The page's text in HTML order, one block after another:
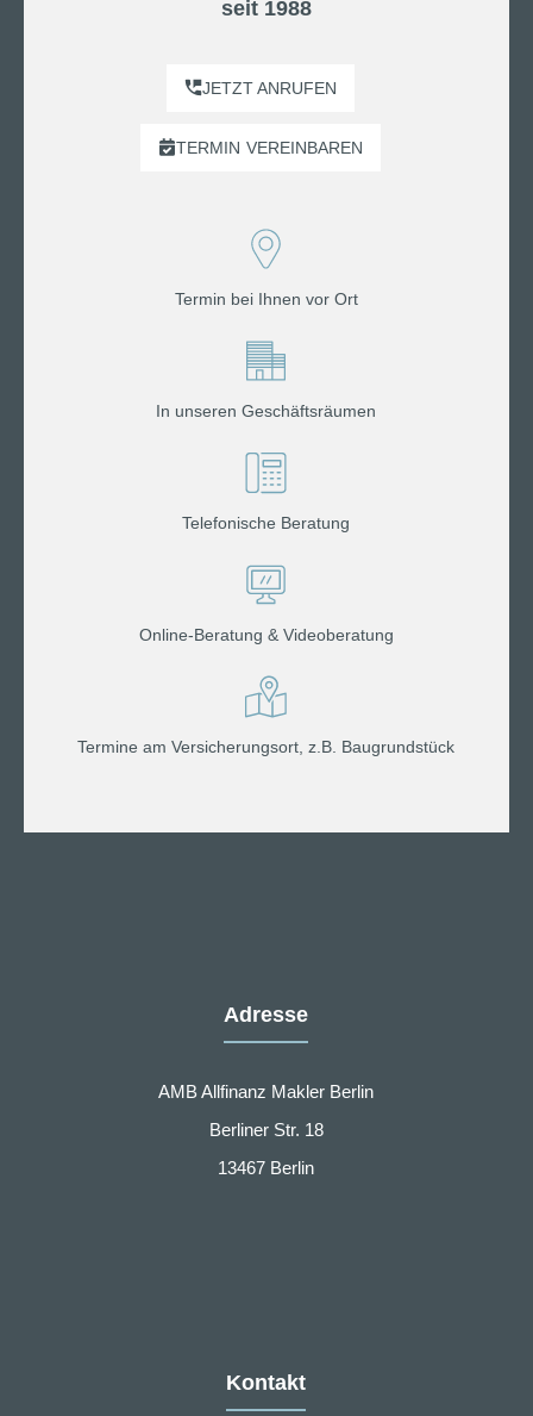
seit 1988
JETZT ANRUFEN
TERMIN VEREINBAREN
Termin bei Ihnen vor Ort
In unseren Geschäftsräumen
Telefonische Beratung
Online-Beratung & Videoberatung
Termine am Versicherungsort, z.B. Baugrundstück
Adresse
AMB Allfinanz Makler Berlin
Berliner Str. 18
13467 Berlin
Kontakt